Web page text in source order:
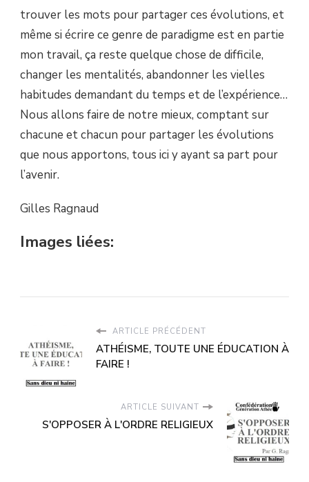
trouver les mots pour partager ces évolutions, et
même si écrire ce genre de paradigme est en partie
mon travail, ça reste quelque chose de difficile,
changer les mentalités, abandonner les vielles
habitudes demandant du temps et de l’expérience…
Nous allons faire de notre mieux, comptant sur
chacune et chacun pour partager les évolutions
que nous apportons, tous ici y ayant sa part pour
l’avenir.
Gilles Ragnaud
Images liées:
ARTICLE PRÉCÉDENT
ATHÉISME, TOUTE UNE ÉDUCATION À
FAIRE !
ARTICLE SUIVANT
S'OPPOSER À L'ORDRE RELIGIEUX